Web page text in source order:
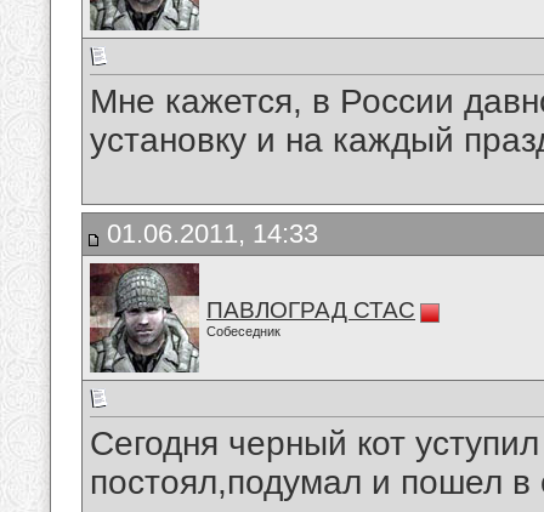
Мне кажется, в России
установку и на каждый
01.06.2011, 14:33
ПАВЛОГРАД СТАС
Собеседник
Сегодня черный кот
постоял,подумал и пошел в